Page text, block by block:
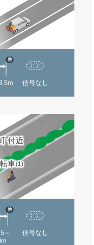
他
信号なし
付近
車(1)
～
他
信号なし